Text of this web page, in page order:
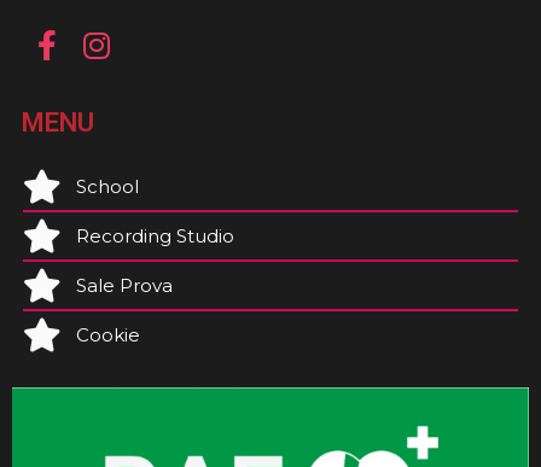
MENU
School
Recording Studio
Sale Prova
Cookie